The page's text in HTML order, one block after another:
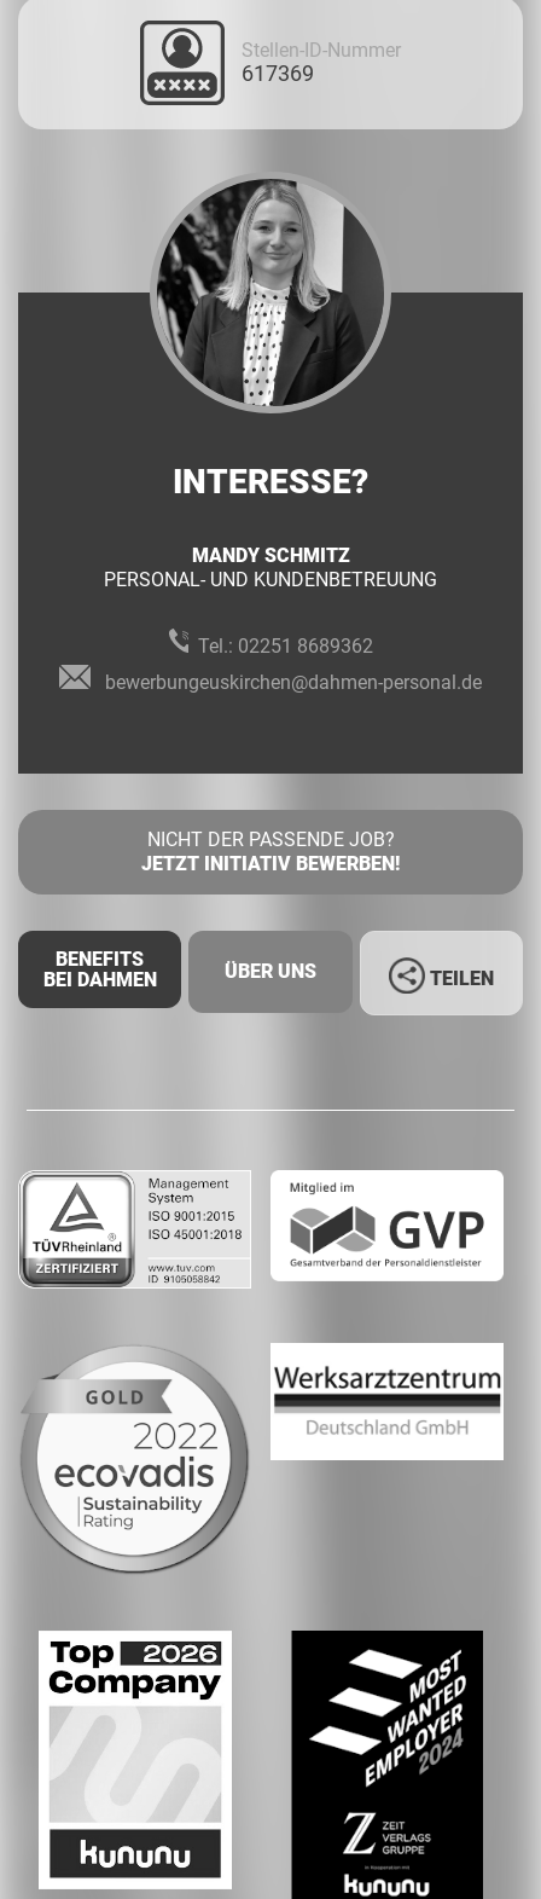
Stellen-ID-Nummer
617369
INTERESSE?
MANDY SCHMITZ
PERSONAL- UND KUNDENBETREUUNG
Tel.: 02251 8689362
bewerbungeuskirchen@dahmen-personal.de
NICHT DER PASSENDE JOB?
JETZT INITIATIV BEWERBEN!
BENEFITS
BEI DAHMEN
ÜBER UNS TEILEN